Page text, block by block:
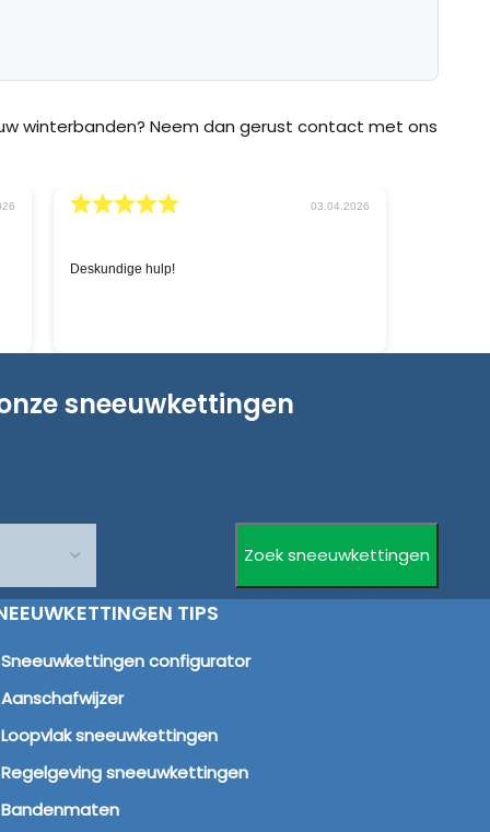
winterbanden? Neem dan gerust contact met ons
02.03.2026
Snelle service en goede prijzen.
sneeuwkettingen
TIPS
Sneeuwkettingen configurator
Aanschafwijzer
Loopvlak sneeuwkettingen
Regelgeving sneeuwkettingen
Bandenmaten